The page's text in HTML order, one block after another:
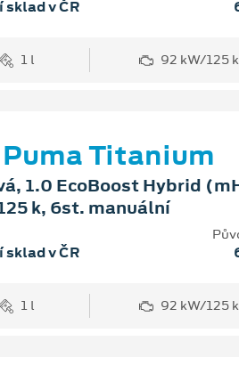
v ČR
1 l 92 kW/125 k
Titanium
1.0 EcoBoost Hybrid
k, 6st. manuální
v ČR
1 l 92 kW/125 k